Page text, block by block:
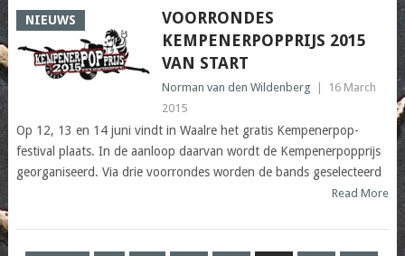
NIEUWS
VOORRONDES
KEMPENERPOPPRIJS 2015
VAN START
Norman van den Wildenberg
16 March
2015
Op 12, 13 en 14 juni vindt in Waalre het gratis Kempenerpop-
festival plaats. In de aanloop daarvan wordt de Kempenerpopprijs
georganiseerd. Via drie voorrondes worden de bands geselecteerd
Read More